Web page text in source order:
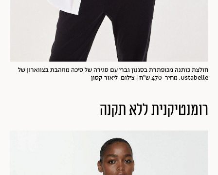
חולצת כותנה מכופתרת בסגנון גברי עם סגירה של סיכה מוזהבת בצווארון של
Ustabelle. מחיר: 470 ש"ח | צילום: ליאור קסון
רומנטיקנית ללא תקנה